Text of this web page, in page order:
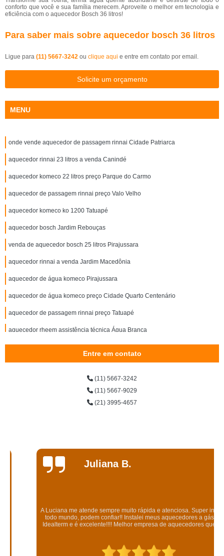
conforto que você e sua família merecem. Aproveite o melhor em tecnologia e
eficiência com o aquecedor Bosch 36 litros!
Para saber mais sobre aquecedor bosch 36 litros
Ligue para (11) 5667-3242 ou clique aqui e entre em contato por email.
Solicite um orçamento
MENU
onde vende aquecedor de passagem rinnai Cidade Patriarca
aquecedor rinnai 23 litros a venda Canindé
aquecedor komeco 22 litros preço Parque do Carmo
aquecedor de passagem rinnai preço Valo Velho
aquecedor komeco ko 1200 Tatuapé
aquecedor bosch Jardim Rebouças
venda de aquecedor bosch 25 litros Pirajussara
aquecedor rinnai a venda Jardim Macedônia
aquecedor de água komeco Pirajussara
aquecedor de água komeco preço Cidade Quarto Centenário
aquecedor de passagem rinnai preço Tatuapé
aquecedor rheem assistência técnica Água Branca
onde vende aquecedor a gás komeco Ituna
comprar aquecedor a gás rinnai Itaim Paulista
aquecedor de passagem orbis assistência técnica Pari
aquecedor komeco ko 22di assistência técnica Paulista
aquecedor komeco 22 litros assistência técnica Consolação
venda de aquecedor solar komeco Cerqueira César
onde comprar aquecedor bosch gwh 300 Republica
Entre em contato
(11) 5667-3242
(11) 5667-9029
(21) 3995-4657
Juliana B.
A Luciana me atende sempre muito rápida e atenciosa. Super indico pra
todo mundo, podem confiar!! Instalei meus aquecedores a gás com a
Idealterm e é excelente!!!! Melhor empresa de aquecedores que existe!